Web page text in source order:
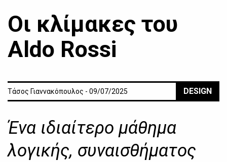
Οι κλίμακες του
Aldo Rossi
Τάσος Γιαννακόπουλος - 09/07/2025 DESIGN
Ένα ιδιαίτερο μάθημα
λογικής, συναισθήματος